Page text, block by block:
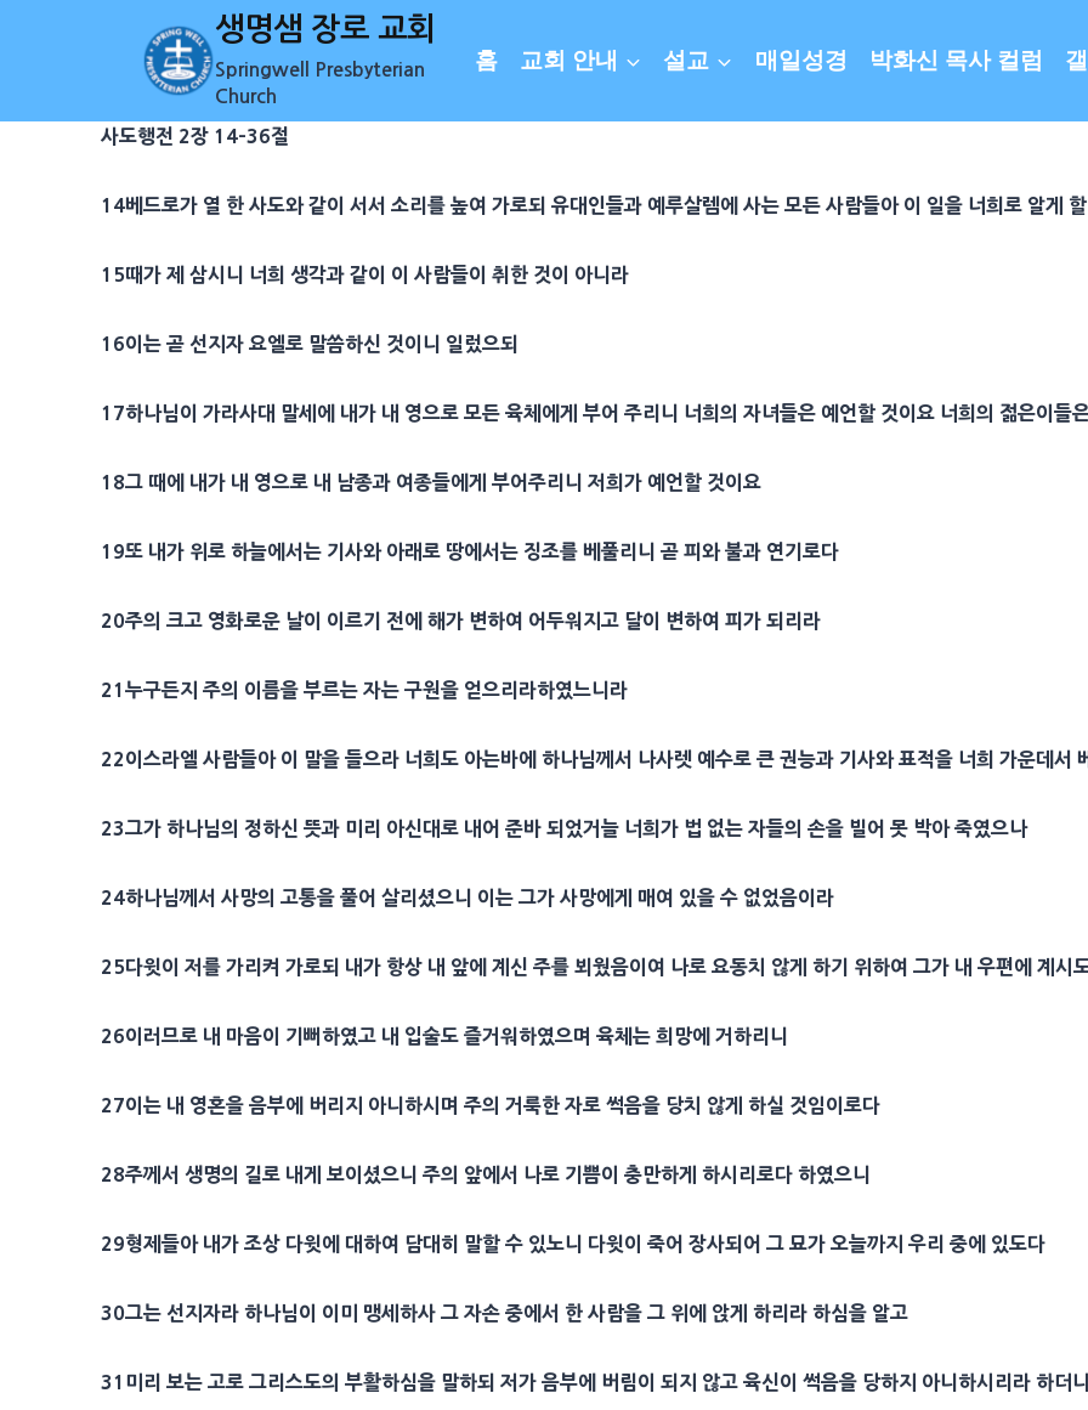
생명샘 장로 교회
Springwell Presbyterian
Church
홈 교회 안내 설교 매일성경 박화신 목사 컬럼
사도행전 2장 14-36절
14베드로가 열 한사도와 같이 서서 소리를 높여 가로되유대 인들과 예루살렘에 사는 모든 사람들아 이 일을 너희로 알게
15때가 제 삼시니 너희 생각과 같이 이 사람들이 취한 것이 아니라
16이는 곧 선지자 요엘로 말씀하신 것이니 일렀으되
17하나님이 가라사대 말세에 내가 내 영으로 모든 육체에게 부어 주리니 너희의자녀들은 예언할 것이요 너희의 젊은이들
18그 때에 내가 내 영으로 내 남종과 여종들에게 부어주리니 저희가 예언할 것이요
19또 내가 위로 하늘에서는 기사와 아래로 땅에서는 징조를 베풀리니 곧 피와 불과 연기로다
20주의 크고 영화로운 날이 이르기 전에 해가 변하여 어두워지고 달이 변하여 피가 되리라
21누구든지 주의 이름을 부르는 자는구원을 얻으리라하였느니라
22이스라엘 사람들아 이 말을 들으라 너희도 아는바에 하나님께서 나사렛 예수로 큰권능과 기사와표적을 너희 가운데서
23그가 하나님의 정하신뜻과 미리 아신대로 내어 준바 되었거늘 너희가 법 없는 자들의 손을 빌어 못 박아 죽였으나
24하나님께서사망의 고통을 풀어 살리셨으니 이는 그가사망에게 매여 있을 수 없었음이라
25다윗이 저를 가리켜 가로되 내가 항상 내 앞에 계신 주를 뵈웠음이여 나로 요동치 않게 하기 위하여 그가 내 우편에 계시
26이러므로 내 마음이 기뻐하였고 내 입술도 즐거워하였으며 육체는 희망에 거하리니
27이는 내 영혼을음부에 버리지 아니하시며 주의거룩한 자로 썩음을 당치 않게 하실 것임이로다
28주께서생명의 길로 내게 보이셨으니 주의 앞에서 나로 기쁨이 충만하게 하시리로다 하였으니
29형제들아 내가 조상 다윗에 대하여 담대히 말할 수 있노니 다윗이 죽어장사되어 그 묘가 오늘까지 우리 중에 있도다
30그는 선지자라 하나님이 이미 맹세하사 그 자손 중에서 한 사람을 그 위에 앉게 하리라 하심을 알고
31 미리 보는 고로그리스도의부활하심을 말하되 저가음부에 버림이 되지 않고 육신이 썩음을 당하지 아니하시리라 하더니